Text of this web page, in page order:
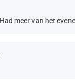
meer van het